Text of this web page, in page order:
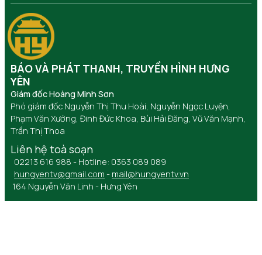
BÁO VÀ PHÁT THANH, TRUYỀN HÌNH HƯNG
YÊN
Giám đốc Hoàng Minh Sơn
Phó giám đốc Nguyễn Thị Thu Hoài, Nguyễn Ngọc Luyện,
Phạm Văn Xướng, Đinh Đức Khoa, Bùi Hải Đăng, Vũ Văn Mạnh,
Trần Thị Thoa
Liên hệ toà soạn
02213 616 988 - Hotline: 0363 089 089
hungyentv@gmail.com - mail@hungyentv.vn
164 Nguyễn Văn Linh - Hưng Yên